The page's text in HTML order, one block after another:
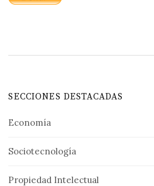
SECCIONES DESTACADAS
Economía
Sociotecnología
Propiedad Intelectual